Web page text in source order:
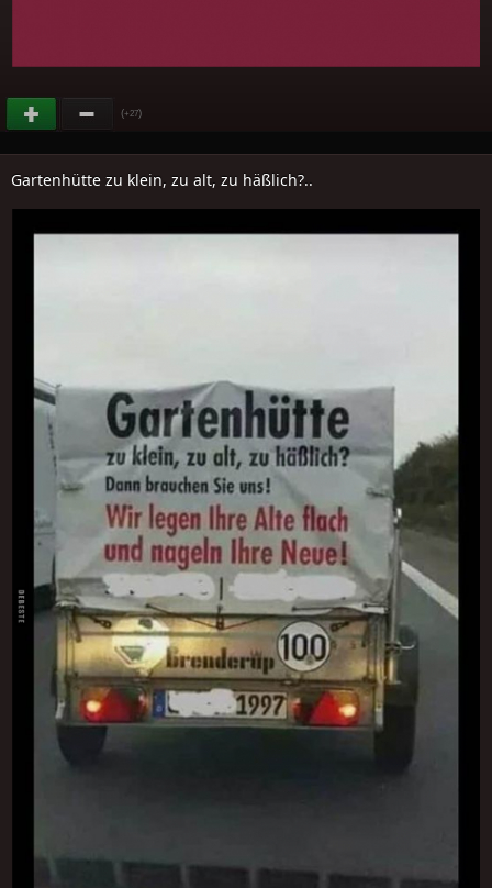
(+27)
Gartenhütte zu klein, zu alt, zu häßlich?..